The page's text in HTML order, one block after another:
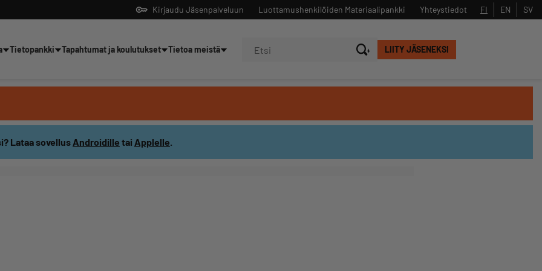
Kirjaudu Jäsenpalveluun Yhteystiedot
Luottamushenkilöiden Materiaalipankki FI EN SV
LIITY JÄSENEKSI
Tietopankki Tapahtumat ja koulutukset Tietoa meistä
Lataa sovellus Androidille tai Applelle.
Sulje
tekoälyltä